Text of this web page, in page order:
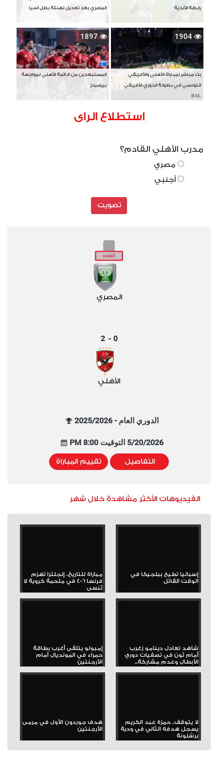
رابطة الأندية المصري بعد تعديل تهنئة بطل آسيا
1904
بث مباشر لمباراة الأهلي والأفريقي
التونسي في بطولة الدوري الأفريقي
BAL
1897
المستبعدين من قائمة الأهلي لمواجهة
بيراميدز
استطلاع الراى
مدرب الأهلي القادم؟
مصري
أجنبي
تصويت
المصري
0
-
2
الأهلي
الدوري العام - 2025/2026
5/20/2026 التوقيت 8:00 PM
التفاصيل تقييم المباراة
الفيديوهات الأكثر مشاهدة خلال شهر
إسبانيا تطيح ببلجيكا في
الوقت القاتل
مباراة للتاريخ.. إنجلترا تهزم
فرنسا 6-4 في ملحمة كروية لا
تُنسى
شاهد تعادل دينامو زغرب
أمام ثون في تصفيات دوري
الأبطال وعدم مشاركة...
إمبولو يتلقى أغرب بطاقة
حمراء في المونديال أمام
الأرجنتين
لا يتوقف.. حمزة عبد الكريم
يسجل هدفه الثاني في ودية
برشلونة
هدف جوردون الأول في مرمى
الأرجنتين